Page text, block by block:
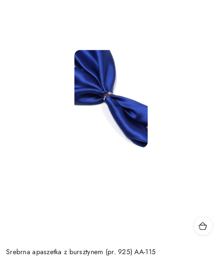
Srebrna apaszetka z bursztynem (pr. 925) AA-115